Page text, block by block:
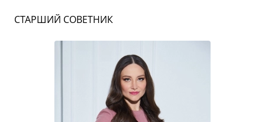
СТАРШИЙ СОВЕТНИК